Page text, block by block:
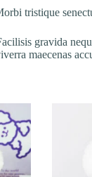
tristique
gravida
maecenas